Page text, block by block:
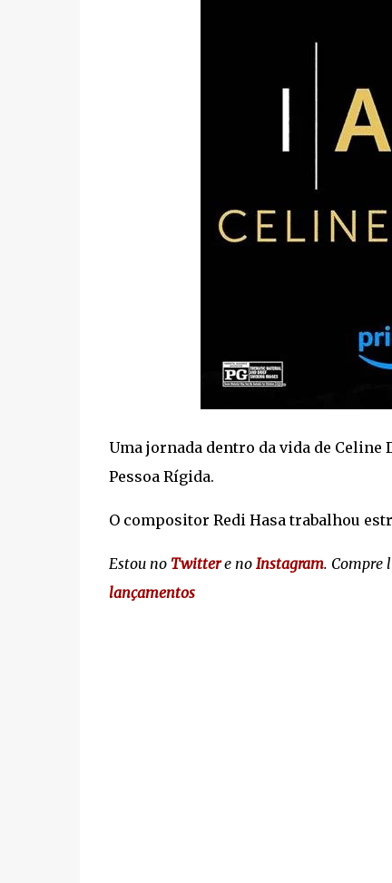
Uma jornada dentro da vida de Celine
Pessoa Rígida.
O compositor Redi Hasa trabalhou
Estou no Twittere no Instagram. Compre
lançamentos